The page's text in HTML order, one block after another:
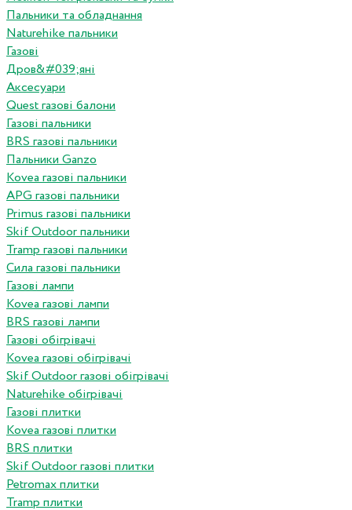
Пальники та обладнання
Naturehike пальники
Газові
Дров&#039;яні
Аксесуари
Quest газові балони
Газові пальники
BRS газові пальники
Пальники Ganzo
Kovea газові пальники
APG газові пальники
Primus газові пальники
Skif Outdoor пальники
Tramp газові пальники
Сила газові пальники
Газові лампи
Kovea газові лампи
BRS газові лампи
Газові обігрівачі
Kovea газові обігрівачі
Skif Outdoor газові обігрівачі
Naturehike обігрівачі
Газові плитки
Kovea газові плитки
BRS плитки
Skif Outdoor газові плитки
Petromax плитки
Tramp плитки